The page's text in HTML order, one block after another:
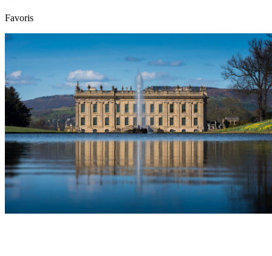
Favoris